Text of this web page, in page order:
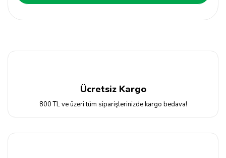
Ücretsiz Kargo
800 TL ve üzeri tüm siparişlerinizde kargo bedava!